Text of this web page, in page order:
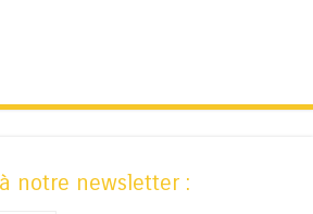
notre newsletter :